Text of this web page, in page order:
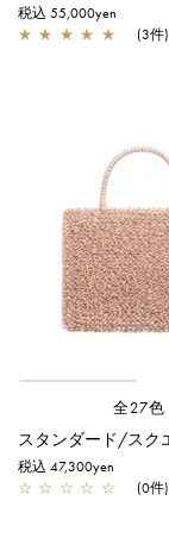
税込 55,000yen
★ ★ ★ ★ ★ (3件)
全27色
税込 47,300yen
☆ ☆ ☆ ☆ ☆ (0件)